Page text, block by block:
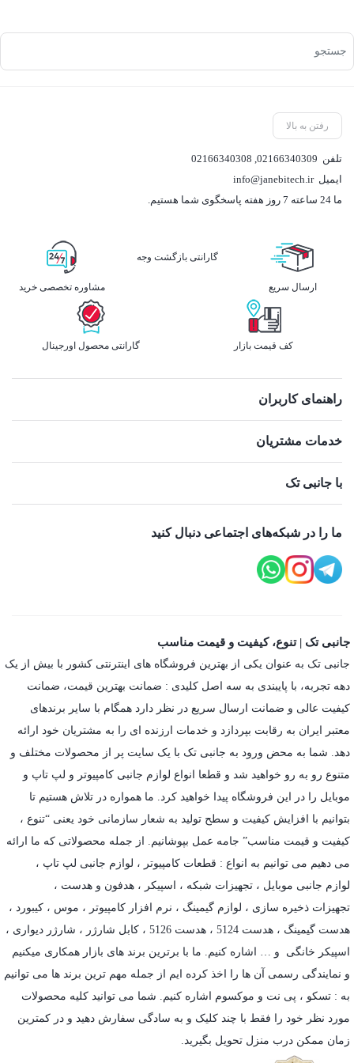
رفتن به بالا
تلفن 02166340309
02166340308
ایمیلinfo@janebitech.ir
ما 24 ساعته 7 روز هفته پاسخگوی شما هستیم.
ارسال سریع
گارانتی بازگشت وجه
مشاوره تخصصی خرید
کف قیمت بازار گارانتی محصول اورجینال
راهنمای کاربران
خدمات مشتریان
با جانبی تک
ما را در شبکه‌های اجتماعی دنبال کنید
جانبی تک | تنوع، کیفیت و قیمت مناسب
جانبی تک به عنوان یکی از بهترین فروشگاه های اینترنتی کشور با بیش از یک
دهه تجربه، با پایبندی به سه اصل کلیدی : ضمانت بهترین قیمت، ضمانت
کیفیت عالی و ضمانت ارسال سریع در نظر دارد همگام با سایر برندهای
معتبر ایران به رقابت بپردازد و خدمات ارزنده ای را به مشتریان خود ارائه
دهد. شما به محض ورود به جانبی تک با یک سایت پر از محصولات مختلف و
متنوع رو به رو خواهید شد و قطعا انواع لوازم جانبی کامپیوتر و لپ تاپ و
موبایل را در این فروشگاه پیدا خواهید کرد. ما همواره در تلاش هستیم تا
بتوانیم با افزایش کیفیت و سطح تولید به شعار سازمانی خود یعنی “تنوع ،
کیفیت و قیمت مناسب” جامه عمل بپوشانیم. از جمله محصولاتی که ما ارائه
می دهیم می توانیم به انواع : قطعات کامپیوتر ، لوازم جانبی لپ تاپ ،
لوازم جانبی موبایل ، تجهیزات شبکه ، اسپیکر ، هدفون و هدست ،
تجهیزات ذخیره سازی ، لوازم گیمینگ ، نرم افزار کامپیوتر ، موس ، کیبورد ،
هدست گیمینگ ، هدست 5124 ، هدست 5126 ، کابل شارژر ، شارژر دیواری ،
اسپیکر خانگی و … اشاره کنیم. ما با برترین برند های بازار همکاری میکنیم
و نمایندگی رسمی آن ها را اخذ کرده ایم از جمله مهم ترین برند ها می توانیم
به : تسکو ، پی نت و موکسوم اشاره کنیم. شما می توانید کلیه محصولات
مورد نظر خود را فقط با چند کلیک و به سادگی سفارش دهید و در کمترین
زمان ممکن درب منزل تحویل بگیرید.